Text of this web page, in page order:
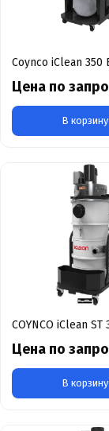
Coynco iClean 350
Цена по
В корзину
COYNCO iClean ST
Цена по
В корзину